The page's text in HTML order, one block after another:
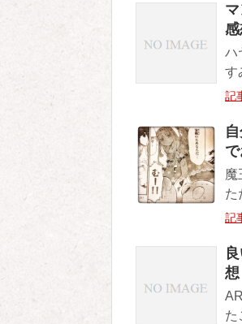
感
ハ
す
記
魔
た
記
想
た